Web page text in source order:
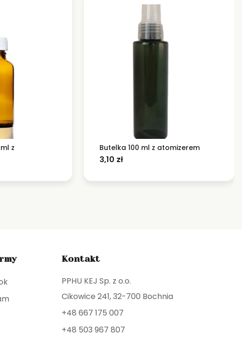
z Butelka 100 ml z atomizerem
3,10 zł
Kontakt
PPHU KEJ Sp. z o.o.
Cikowice 241, 32-700 Bochnia
+48 667 175 007
+48 503 967 807